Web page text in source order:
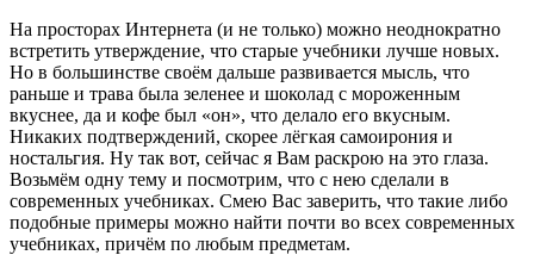
На просторах Интернета (и не только) можно неоднократно
встретить утверждение, что старые учебники лучше новых.
Но в большинстве своём дальше развивается мысль, что
раньше и трава была зеленее и шоколад с мороженным
вкуснее, да и кофе был «он», что делало его вкусным.
Никаких подтверждений, скорее лёгкая самоирония и
ностальгия. Ну так вот, сейчас я Вам раскрою на это глаза.
Возьмём одну тему и посмотрим, что с нею сделали в
современных учебниках. Смею Вас заверить, что такие либо
подобные примеры можно найти почти во всех современных
учебниках, причём по любым предметам.